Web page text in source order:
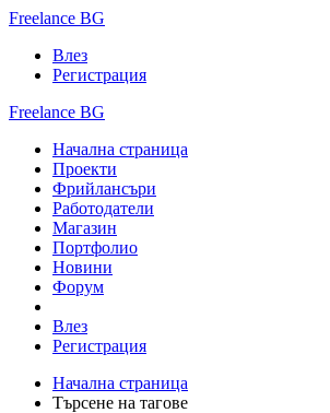
Freelance BG
Влез
Регистрация
Freelance BG
Начална страница
Проекти
Фрийлансъри
Работодатели
Магазин
Портфолио
Новини
Форум
Влез
Регистрация
Начална страница
Търсене на тагове